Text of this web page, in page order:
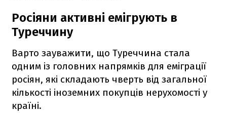
Росіяни активні емігрують в
Туреччину
Варто зауважити, що Туреччина стала
одним із головних напрямків для еміграції
росіян, які складають чверть від загальної
кількості іноземних покупців нерухомості у
країні.